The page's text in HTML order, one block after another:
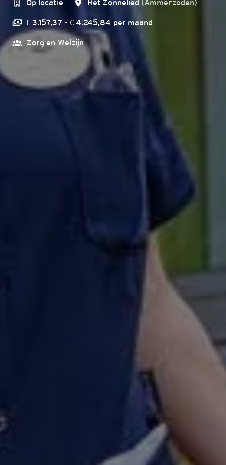
Op locatie Het Zonnelied (Ammerzoden)
€ 3.157,37 - € 4.245,84 per maand
Zorg en Welzijn